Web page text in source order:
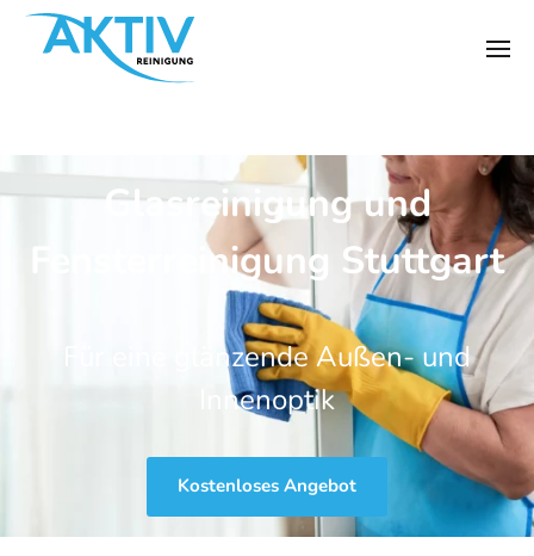
Glasreinigung und
Fensterreinigung Stuttgart
Für eine glänzende Außen- und
Innenoptik
Kostenloses Angebot